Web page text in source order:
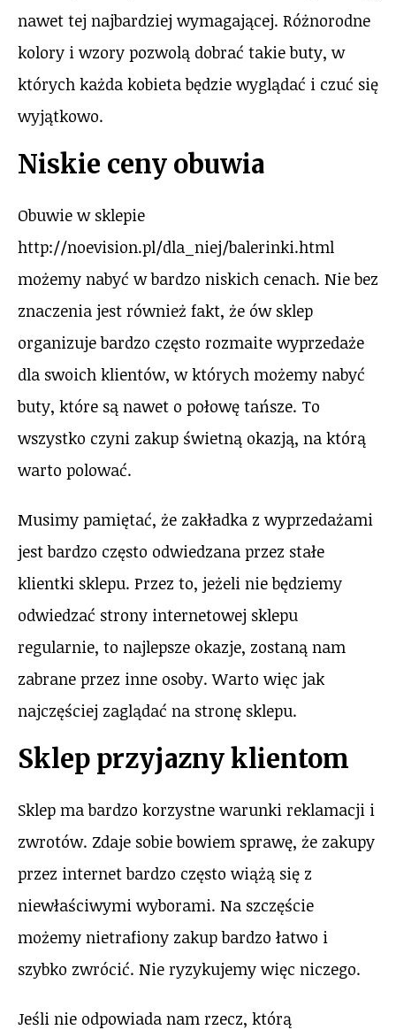
nawet tej najbardziej wymagającej. Różnorodne
kolory i wzory pozwolą dobrać takie buty, w
których każda kobieta będzie wyglądać i czuć się
wyjątkowo.
Niskie ceny obuwia
Obuwie w sklepie
http://noevision.pl/dla_niej/balerinki.html
możemy nabyć w bardzo niskich cenach. Nie bez
znaczenia jest również fakt, że ów sklep
organizuje bardzo często rozmaite wyprzedaże
dla swoich klientów, w których możemy nabyć
buty, które są nawet o połowę tańsze. To
wszystko czyni zakup świetną okazją, na którą
warto polować.
Musimy pamiętać, że zakładka z wyprzedażami
jest bardzo często odwiedzana przez stałe
klientki sklepu. Przez to, jeżeli nie będziemy
odwiedzać strony internetowej sklepu
regularnie, to najlepsze okazje, zostaną nam
zabrane przez inne osoby. Warto więc jak
najczęściej zaglądać na stronę sklepu.
Sklep przyjazny klientom
Sklep ma bardzo korzystne warunki reklamacji i
zwrotów. Zdaje sobie bowiem sprawę, że zakupy
przez internet bardzo często wiążą się z
niewłaściwymi wyborami. Na szczęście
możemy nietrafiony zakup bardzo łatwo i
szybko zwrócić. Nie ryzykujemy więc niczego.
Jeśli nie odpowiada nam rzecz, którą